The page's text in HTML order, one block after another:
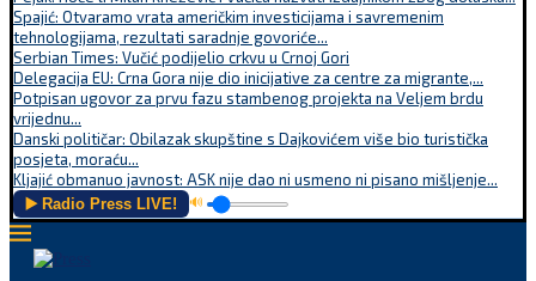
Spajić: Otvaramo vrata američkim investicijama i savremenim
tehnologijama, rezultati saradnje govoriće...
Serbian Times: Vučić podijelio crkvu u Crnoj Gori
Delegacija EU: Crna Gora nije dio inicijative za centre za migrante,...
Potpisan ugovor za prvu fazu stambenog projekta na Veljem brdu
vrijednu...
Danski političar: Obilazak skupštine s Dajkovićem više bio turistička
posjeta, moraću...
Kljajić obmanuo javnost: ASK nije dao ni usmeno ni pisano mišljenje...
▶️ Radio Press LIVE! 🔊